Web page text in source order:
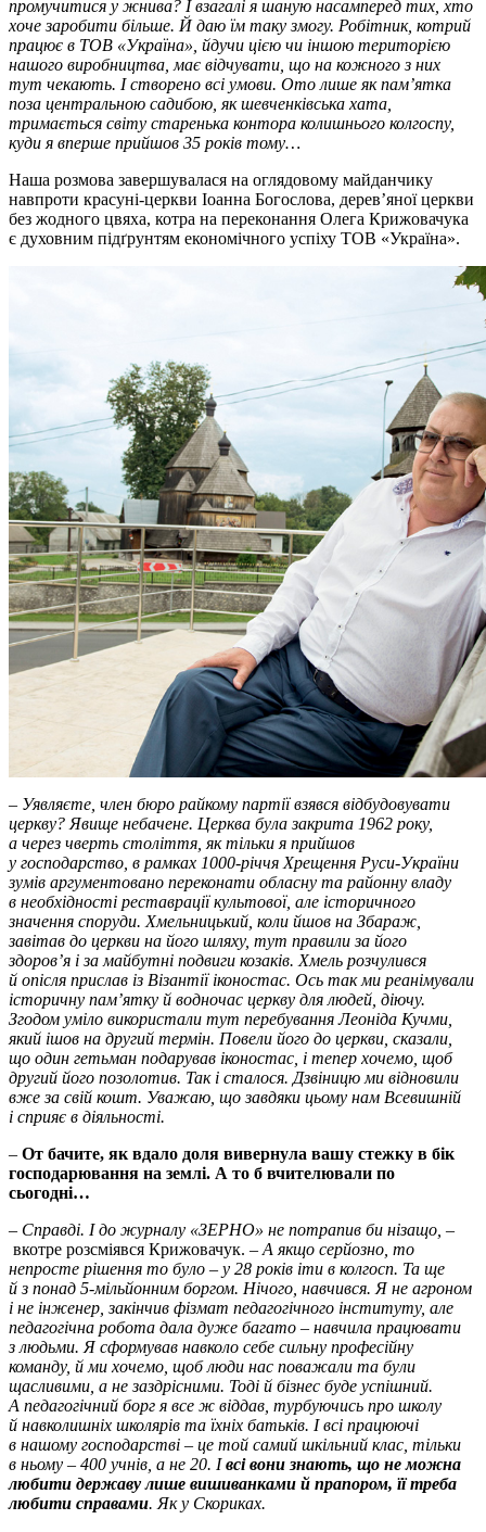
промучитися у жнива? І взагалі я шаную насамперед тих, хто
хоче заробити більше. Й даю їм таку змогу. Робітник, котрий
працює в ТОВ «Україна», йдучи цією чи іншою територією
нашого виробництва, має відчувати, що на кожного з них
тут чекають. І створено всі умови. Ото лише як пам’ятка
поза центральною садибою, як шевченківська хата,
тримається світу старенька контора колишнього колгоспу,
куди я вперше прийшов 35 років тому…
Наша розмова завершувалася на оглядовому майданчику
навпроти красуні-церкви Іоанна Богослова, дерев’яної церкви
без жодного цвяха, котра на переконання Олега Крижовачука
є духовним підґрунтям економічного успіху ТОВ «Україна».
– Уявляєте, член бюро райкому партії взявся відбудовувати
церкву? Явище небачене. Церква була закрита 1962 року,
а через чверть століття, як тільки я прийшов
у господарство, в рамках 1000-річчя Хрещення Руси-України
зумів аргументовано переконати обласну та районну владу
в необхідності реставрації культової, але історичного
значення споруди. Хмельницький, коли йшов на Збараж,
завітав до церкви на його шляху, тут правили за його
здоров’я і за майбутні подвиги козаків. Хмель розчулився
й опісля прислав із Візантії іконостас. Ось так ми реанімували
історичну пам’ятку й водночас церкву для людей, діючу.
Згодом уміло використали тут перебування Леоніда Кучми,
який ішов на другий термін. Повели його до церкви, сказали,
що один гетьман подарував іконостас, і тепер хочемо, щоб
другий його позолотив. Так і сталося. Дзвіницю ми відновили
вже за свій кошт. Уважаю, що завдяки цьому нам Всевишній
і сприяє в діяльності.
– От бачите, як вдало доля вивернула вашу стежку в бік
господарювання на землі. А то б вчителювали по
сьогодні…
– Справді. І до журналу «ЗЕРНО» не потрапив би нізащо, –
вкотре розсміявся Крижовачук. – А якщо серйозно, то
непросте рішення то було – у 28 років іти в колгосп. Та ще
й з понад 5-мільйонним боргом. Нічого, навчився. Я не агроном
і не інженер, закінчив фізмат педагогічного інституту, але
педагогічна робота дала дуже багато – навчила працювати
з людьми. Я сформував навколо себе сильну професійну
команду, й ми хочемо, щоб люди нас поважали та були
щасливими, а не заздрісними. Тоді й бізнес буде успішний.
А педагогічний борг я все ж віддав, турбуючись про школу
й навколишніх школярів та їхніх батьків. І всі працюючі
в нашому господарстві – це той самий шкільний клас, тільки
в ньому – 400 учнів, а не 20. Івсі вони знають, що не можна
любити державу лише вишиванками й прапором, її треба
любити справами. Як у Скориках.